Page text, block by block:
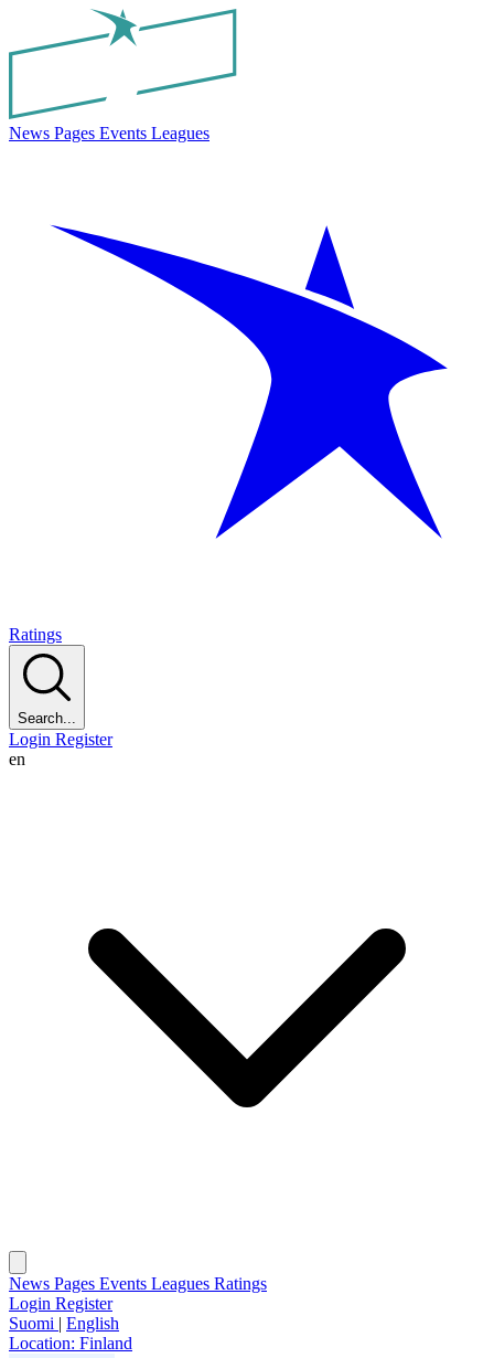
News Pages Events Leagues
Ratings
Search...
Login Register
en
News Pages Events Leagues Ratings
Login Register
Suomi | English
Location: Finland